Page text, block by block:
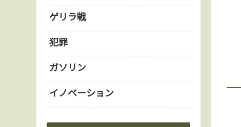
ゲリラ戦
犯罪
ガソリン
イノベーション